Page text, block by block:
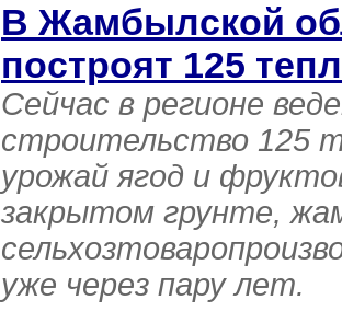
В Жамбылской
построят 125
Сейчас в регионе
строительство 125
урожай ягод и
закрытом грунте,
уже через пару лет.